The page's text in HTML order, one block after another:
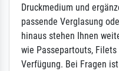
Druckmedium und
passende Verglasung
hinaus stehen Ihnen
wie Passepartouts,
Verfügung. Bei Fragen